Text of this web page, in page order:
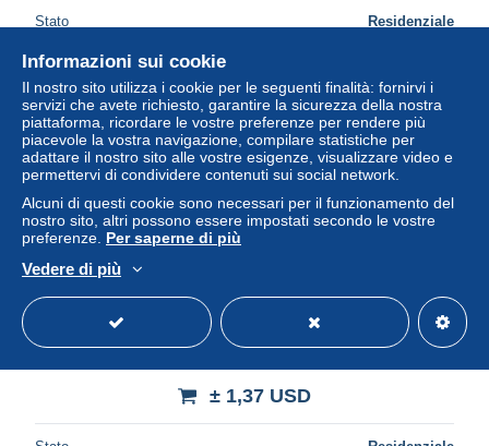
Stato Residenziale
Photographie > Photos > Reproductions > Nus artistiques
(1960-…)/////393 //// TTBE FORMAT 10 X 15 // VOIR
± 1,37 USD
Informazioni sui cookie
Il nostro sito utilizza i cookie per le seguenti finalità: fornirvi i
servizi che avete richiesto, garantire la sicurezza della nostra
piattaforma, ricordare le vostre preferenze per rendere più
piacevole la vostra navigazione, compilare statistiche per
adattare il nostro sito alle vostre esigenze, visualizzare video e
permettervi di condividere contenuti sui social network.
Alcuni di questi cookie sono necessari per il funzionamento del
nostro sito, altri possono essere impostati secondo le vostre
preferenze. Per saperne di più
Vedere di più